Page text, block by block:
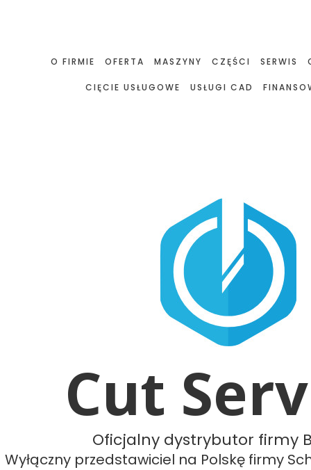
O FIRMIE OFERTA MASZYNY CZĘŚCI SERWIS
CIĘCIE USŁUGOWE USŁUGI CAD
Cut
Oficjalny dystrybutor firmy
Wyłączny przedstawiciel na Polskę firmy